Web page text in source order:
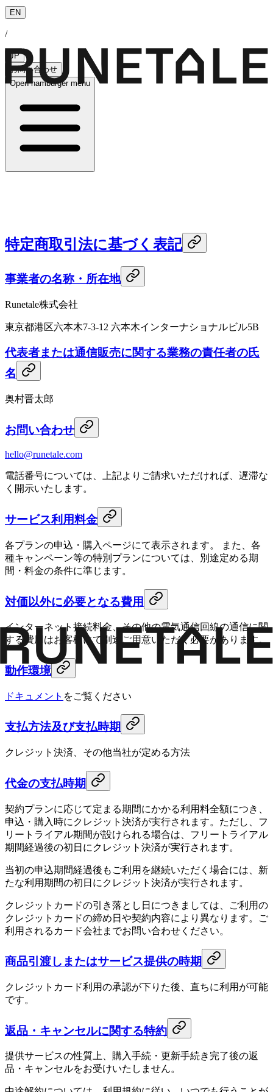
EN
/
JP
お問い合わせ
Open hamburger menu
特定商取引法に基づく表記
事業者の名称・所在地
Runetale株式会社
東京都港区六本木7-3-12 六本木インターナショナルビル5B
代表者または通信販売に関する業務の責任者の氏
名
奥村晋太郎
お問い合わせ
hello@runetale.com
電話番号については、上記よりご請求いただければ、遅滞な
く開示いたします。
サービス利用料金
各プランの申込・購入ページにて表示されます。 また、各
種キャンペーン等の特別プランについては、別途定める期
間・料金の条件に準じます。
対価以外に必要となる費用
インターネット接続料金、その他の電気通信回線の通信に関
する費用はお客様にて別途ご用意いただく必要があります。
動作環境
ドキュメント をご覧ください
支払方法及び支払時期
クレジット決済、その他当社が定める方法
代金の支払時期
契約プランに応じて定まる期間にかかる利用料全額につき、
申込・購入時にクレジット決済が実行されます。ただし、フ
リートライアル期間が設けられる場合は、フリートライアル
期間経過後の初日にクレジット決済が実行されます。
当初の申込期間経過後もご利用を継続いただく場合には、新
たな利用期間の初日にクレジット決済が実行されます。
クレジットカードの引き落とし日につきましては、ご利用の
クレジットカードの締め日や契約内容により異なります。ご
利用されるカード会社までお問い合わせください。
商品引渡しまたはサービス提供の時期
クレジットカード利用の承認が下りた後、直ちに利用が可能
です。
返品・キャンセルに関する特約
提供サービスの性質上、購入手続・更新手続き完了後の返
品・キャンセルをお受けいたしません。